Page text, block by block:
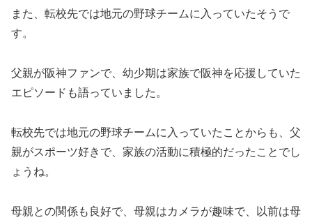
また、転校先では地元の野球チームに入っていたそうで
す。
父親が阪神ファンで、幼少期は家族で阪神を応援していた
エピソードも語っていました。
転校先では地元の野球チームに入っていたことからも、父
親がスポーツ好きで、家族の活動に積極的だったことでし
ょうね。
母親との関係も良好で、母親はカメラが趣味で、以前は母